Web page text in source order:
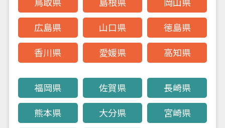
広島県
山口県
徳島県
香川県
愛媛県 高知県
福岡県 佐賀県
長崎県
熊本県
大分県
宮崎県